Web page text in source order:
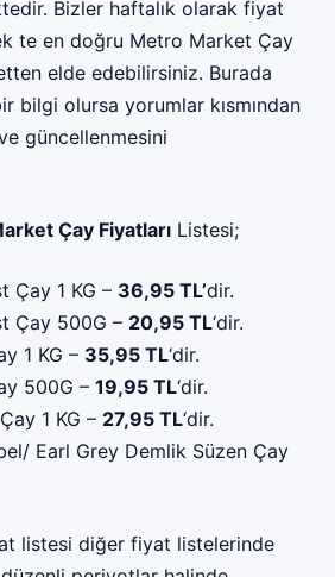
Bizler haftalık olarak fiyat
te en doğru Metro Market Çay
elde edebilirsiniz. Burada
bilgi olursa yorumlar kısmından
güncellenmesini
Çay Fiyatları Listesi;
Çay 1 KG – 36,95 TL’dir.
Çay 500G – 20,95 TL‘dir.
1 KG – 35,95 TL‘dir.
500G – 19,95 TL‘dir.
1 KG – 27,95 TL‘dir.
Earl Grey Demlik Süzen Çay
listesi diğer fiyat listelerinde